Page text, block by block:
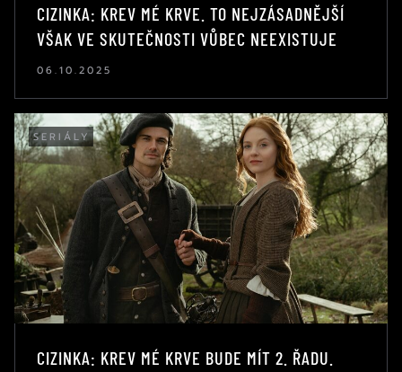
CIZINKA: KREV MÉ KRVE. TO NEJZÁSADNĚJŠÍ
VŠAK VE SKUTEČNOSTI VŮBEC NEEXISTUJE
06.10.2025
SERIÁLY
CIZINKA: KREV MÉ KRVE BUDE MÍT 2. ŘADU.